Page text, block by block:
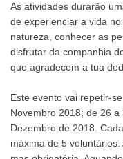
As atividades durarão
de experienciar a vida
natureza, conhecer as
disfrutar da companhia
que agradecem a tua
Este evento vai repetir-
Novembro 2018; de 26
Dezembro de 2018.
máxima de 5